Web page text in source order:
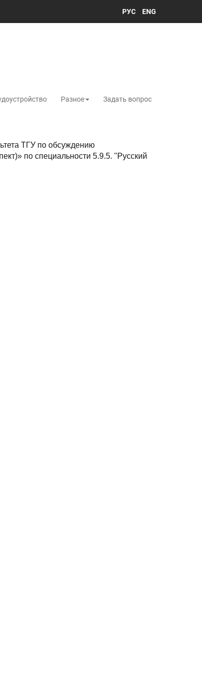
РУС ENG
Разное Задать вопрос
ТГУ по обсуждению
по специальности 5.9.5. "Русский